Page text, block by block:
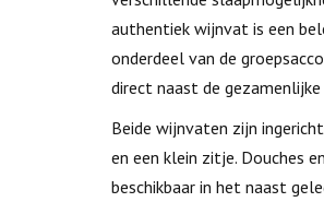
authentiek wijnvat is een
onderdeel van de
direct naast de
Beide wijnvaten zijn
en een klein zitje. Douches
beschikbaar in het naast